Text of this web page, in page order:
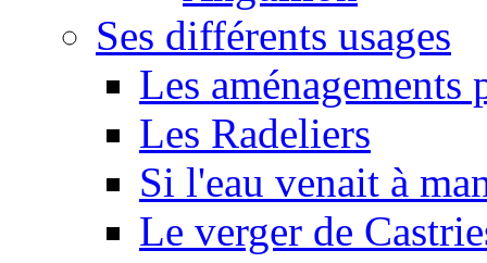
Ses différents usages
Les
Les Radeliers
Si l'eau venait à
Le verger de